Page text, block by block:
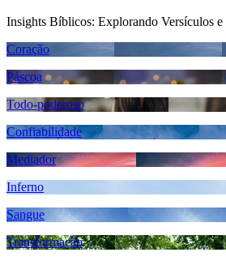
Insights Bíblicos: Explorando Versículos
Coração
Páscoa
Todo-poderoso
Confiabilidade
Mediador
Inferno
Sangue
Transformação